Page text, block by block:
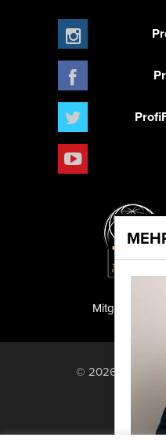
Mitglied der
© 2026 PF